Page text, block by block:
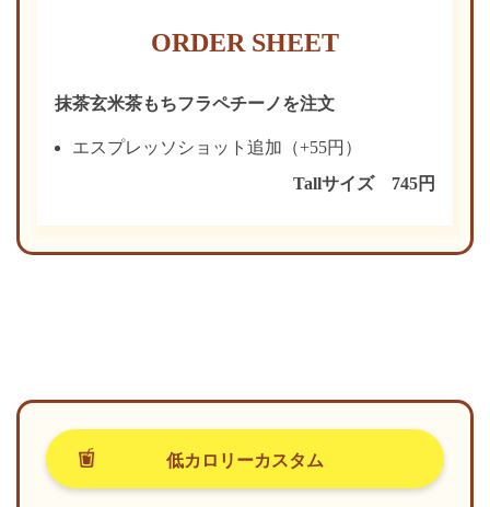
ORDER SHEET
抹茶玄米茶もちフラペチーノを注文
エスプレッソショット追加（+55円）
Tallサイズ 745円
低カロリーカスタム